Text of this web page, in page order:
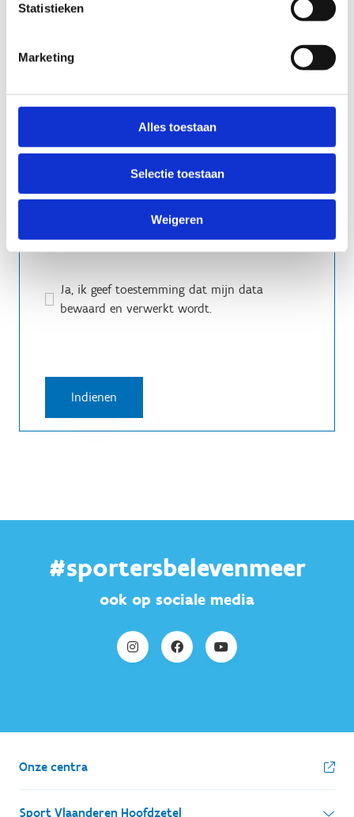
Statistieken
Marketing
Alles toestaan
Selectie toestaan
Weigeren
Ja, ik geef toestemming dat mijn data
bewaard en verwerkt wordt.
#sportersbelevenmeer
ook op sociale media
Onze centra
Sport Vlaanderen Hoofdzetel